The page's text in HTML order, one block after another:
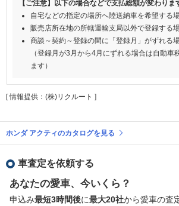
【ご注意】以下の場合などで支払総額が変わりま
自宅などの指定の場所へ陸送納車を希望する
販売店所在地の所轄運輸支局以外で登録する
商談～契約～登録の間に「登録月」がずれる
（登録月が3月から4月にずれる場合は自動車
ます）
[ 情報提供：(株)リクルート ]
ホンダ アクティのカタログを見る
車査定を依頼する
あなたの愛車、今いくら？
申込み最短3時間後に最大20社から愛車の査